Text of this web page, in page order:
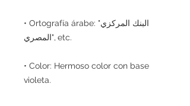
• Ortografía árabe: "البنك المركزي
المصري", etc.
• Color: Hermoso color con base
violeta.